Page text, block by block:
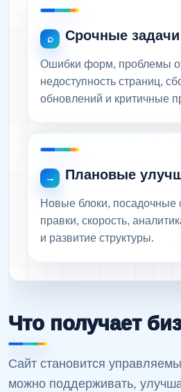
Срочные задачи
Ошибки форм, проблемы
недоступность страниц,
обновлений и критичные
Плановые
Новые блоки, посадочные
правки, скорость,
и развитие структуры.
Что получает
Сайт становится
можно поддерживать,